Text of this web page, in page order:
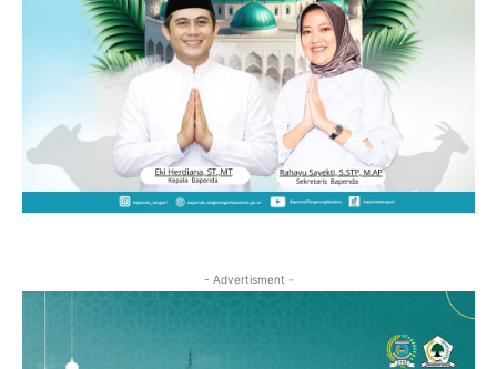
- Advertisment -